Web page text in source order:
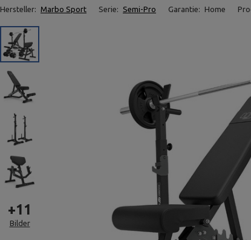
Hersteller: Marbo Sport Serie: Semi-Pro Garantie: Home
+11
Bilder